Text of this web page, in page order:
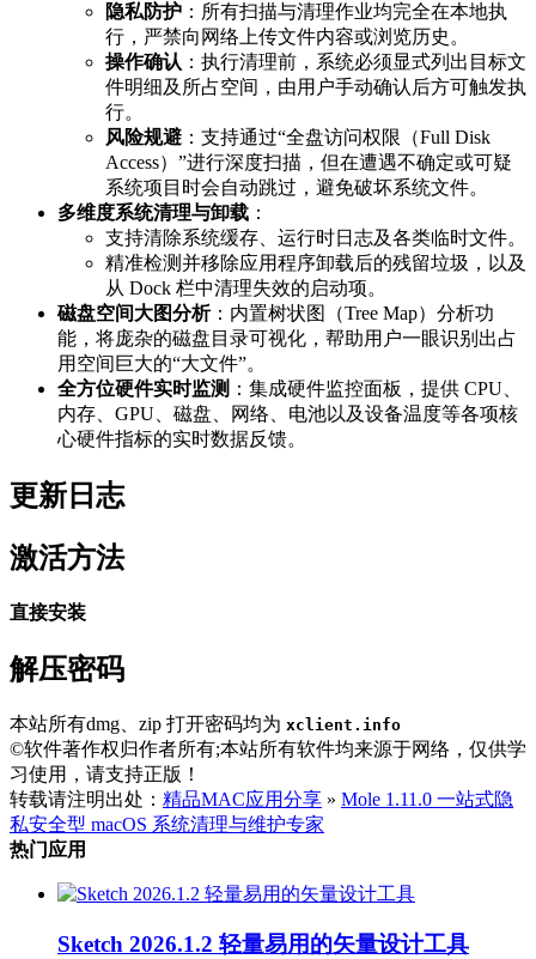
隐私防护 ：所有扫描与清理作业均完全在本地执
行，严禁向网络上传文件内容或浏览历史。
操作确认 ：执行清理前，系统必须显式列出目标文
件明细及所占空间，由用户手动确认后方可触发执
行。
风险规避 ：支持通过“全盘访问权限（Full Disk
Access）”进行深度扫描，但在遭遇不确定或可疑
系统项目时会自动跳过，避免破坏系统文件。
多维度系统清理与卸载 ：
支持清除系统缓存、运行时日志及各类临时文件。
精准检测并移除应用程序卸载后的残留垃圾，以及
从 Dock 栏中清理失效的启动项。
磁盘空间大图分析：内置树状图（Tree Map）分析功
能，将庞杂的磁盘目录可视化，帮助用户一眼识别出占
用空间巨大的“大文件”。
全方位硬件实时监测 ：集成硬件监控面板，提供 CPU、
内存、GPU、磁盘、网络、电池以及设备温度等各项核
心硬件指标的实时数据反馈。
更新日志
激活方法
直接安装
解压密码
本站所有dmg、zip 打开密码均为 xclient.info
©软件著作权归作者所有;本站所有软件均来源于网络，仅供学
习使用，请支持正版！
转载请注明出处： 精品MAC应用分享 » Mole 1.11.0 一站式隐
私安全型 macOS 系统清理与维护专家
热门应用
Sketch 2026.1.2 轻量易用的矢量设计工具